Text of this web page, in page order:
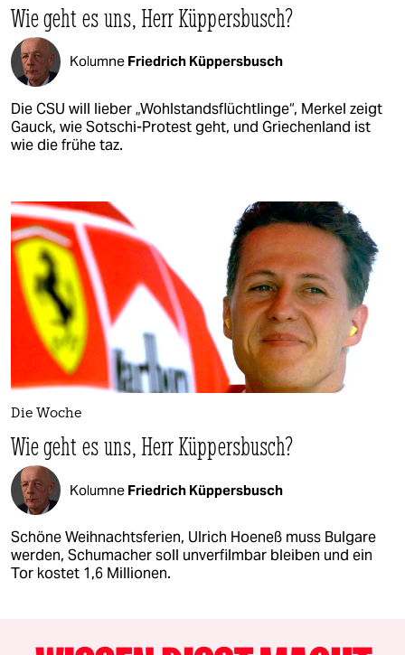
Wie geht es uns, Herr Küppersbusch?
Kolumne Friedrich Küppersbusch
Die CSU will lieber „Wohlstandsflüchtlinge“, Merkel zeigt
Gauck, wie Sotschi-Protest geht, und Griechenland ist
wie die frühe taz.
Die Woche
Wie geht es uns, Herr Küppersbusch?
Kolumne Friedrich Küppersbusch
Schöne Weihnachtsferien, Ulrich Hoeneß muss Bulgare
werden, Schumacher soll unverfilmbar bleiben und ein
Tor kostet 1,6 Millionen.